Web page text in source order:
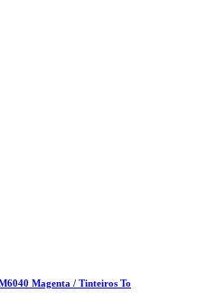
Magenta / Tinteiros To